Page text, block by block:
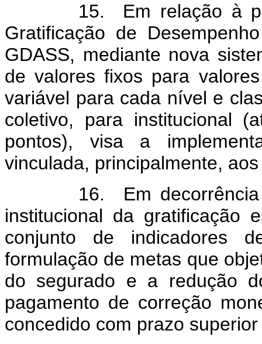
15. Em relação à
Gratificação de
GDASS, mediante nova
de valores fixos para
variável para cada nível e
coletivo, para institucional
pontos), visa a
vinculada, principalmente,
16. Em decorrência
institucional da gratificação
conjunto de indicadores
formulação de metas que
do segurado e a redução
pagamento de correção
concedido com prazo